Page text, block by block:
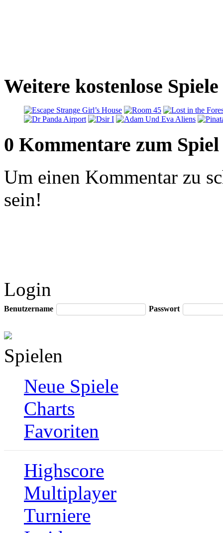
Weitere kostenlose
0 Kommentare zum Spiel
Um einen Kommentar zu
sein!
Login
Benutzername Passwort
Spielen
Neue Spiele
Charts
Favoriten
Highscore
Multiplayer
Turniere